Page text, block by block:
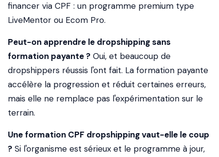
financer via CPF : un programme premium type
LiveMentor ou Ecom Pro.
Peut-on apprendre le dropshipping sans
formation payante ? Oui, et beaucoup de
dropshippers réussis l'ont fait. La formation payante
accélère la progression et réduit certaines erreurs,
mais elle ne remplace pas l'expérimentation sur le
terrain.
Une formation CPF dropshipping vaut-elle le coup
? Si l'organisme est sérieux et le programme à jour,